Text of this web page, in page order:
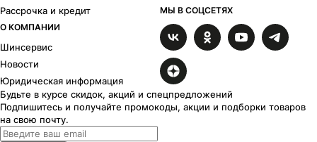
Рассрочка и кредит
О КОМПАНИИ
Шинсервис
Новости
Юридическая информация
МЫ В СОЦСЕТЯХ
Будьте в курсе скидок, акций и спецпредложений
Подпишитесь и получайте промокоды, акции и подборки товаров
на свою почту.